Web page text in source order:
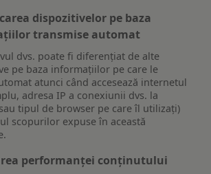
dispozitivelor pe baza
transmise automat
dvs. poate fi diferențiat de alte
pe baza informațiilor pe care le
atunci când accesează internetul
adresa IP a conexiunii dvs. la
tipul de browser pe care îl utilizați)
scopurilor expuse în această
performanței conținutului